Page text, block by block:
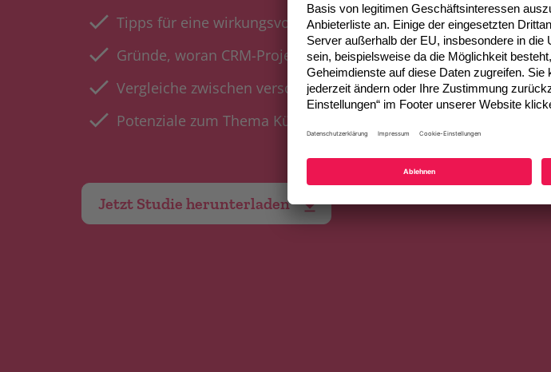
Tipps für eine wirkungsvolle CRM-Strategie
Gründe, woran CRM-Projekte häufig scheitern
Vergleiche zwischen verschiedenen Branchen
Potenziale zum Thema Künstliche Intelligenz
Jetzt Studie herunterladen